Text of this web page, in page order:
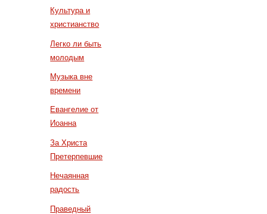
Культура и
христианство
Легко ли быть
молодым
Музыка вне
времени
Евангелие от
Иоанна
За Христа
Претерпевшие
Нечаянная
радость
Праведный